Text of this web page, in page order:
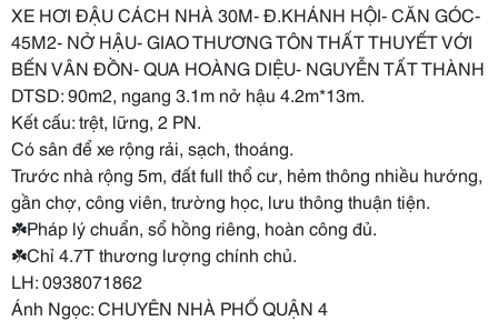
XE HƠI ĐẬU CÁCH NHÀ 30M- Đ.KHÁNH HỘI- CĂN GÓC-
45M2- NỞ HẬU- GIAO THƯƠNG TÔN THẤT THUYẾT VỚI
BẾN VÂN ĐỒN- QUA HOÀNG DIỆU- NGUYỄN TẤT THÀNH
DTSD: 90m2, ngang 3.1m nở hậu 4.2m*13m.
Kết cấu: trệt, lững, 2 PN.
Có sân để xe rộng rải, sạch, thoáng.
Trước nhà rộng 5m, đất full thổ cư, hẻm thông nhiều hướng,
gần chợ, công viên, trường học, lưu thông thuận tiện.
☘️Pháp lý chuẩn, sổ hồng riêng, hoàn công đủ.
☘️Chỉ 4.7T thương lượng chính chủ.
LH: 0938071862
Ánh Ngọc: CHUYÊN NHÀ PHỐ QUẬN 4